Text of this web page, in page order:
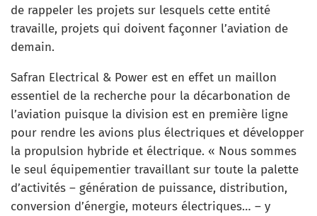
de rappeler les projets sur lesquels cette entité
travaille, projets qui doivent façonner l’aviation de
demain.
Safran Electrical & Power est en effet un maillon
essentiel de la recherche pour la décarbonation de
l’aviation puisque la division est en première ligne
pour rendre les avions plus électriques et développer
la propulsion hybride et électrique. « Nous sommes
le seul équipementier travaillant sur toute la palette
d’activités – génération de puissance, distribution,
conversion d’énergie, moteurs électriques… – y